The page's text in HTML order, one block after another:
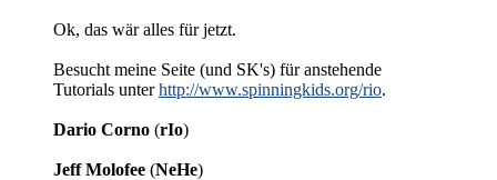
Ok, das wär alles für jetzt.
Besucht meine Seite (und SK's) für anstehende
Tutorials unterhttp://www.spinningkids.org/rio.
Dario Corno (rIo)
Jeff Molofee (NeHe)